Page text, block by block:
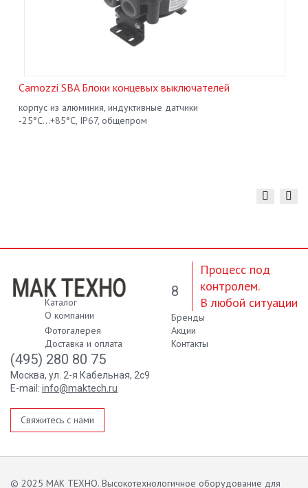
Camozzi SBA Блоки концевых выключателей
корпус из алюминия, индуктивные датчики
-25°С...+85°С, IP67, общепром
Процесс под
контролем.
В любой ситуации
Каталог
О компании
Бренды
Фотогалерея
Акции
Доставка и оплата
Контакты
8
(495) 280 80 75
Москва, ул. 2-я Кабельная, 2с9
E-mail: info@maktech.ru
Свяжитесь с нами
© 2025 МАК ТЕХНО. Высокотехнологичное оборудование для